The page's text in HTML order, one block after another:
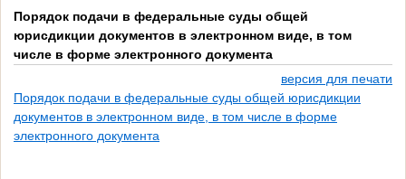
Порядок подачи в федеральные суды общей
юрисдикции документов в электронном виде, в том
числе в форме электронного документа
версия для печати
Порядок подачи в федеральные суды общей юрисдикции
документов в электронном виде, в том числе в форме
электронного документа